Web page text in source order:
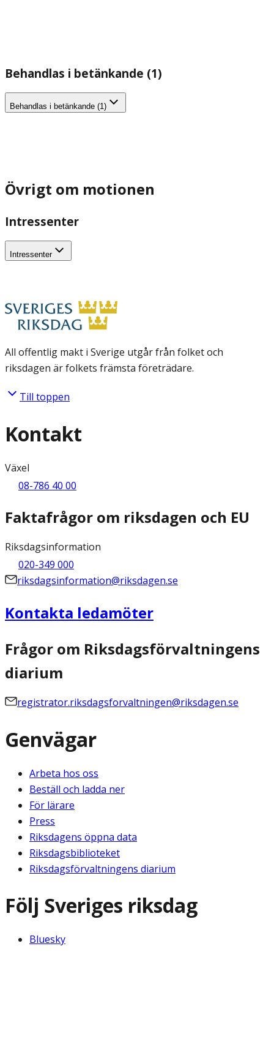
Behandlas i betänkande (1)
Behandlas i betänkande (1)
Övrigt om motionen
Intressenter
Intressenter
All offentlig makt i Sverige utgår från folket och
riksdagen är folkets främsta företrädare.
Till toppen
Kontakt
Växel
08-786 40 00
Faktafrågor om riksdagen och EU
Riksdagsinformation
020-349 000
riksdagsinformation@riksdagen.se
Kontakta ledamöter
Frågor om Riksdagsförvaltningens
diarium
registrator.riksdagsforvaltningen@riksdagen.se
Genvägar
Arbeta hos oss
Beställ och ladda ner
För lärare
Press
Riksdagens öppna data
Riksdagsbiblioteket
Riksdagsförvaltningens diarium
Följ Sveriges riksdag
Bluesky